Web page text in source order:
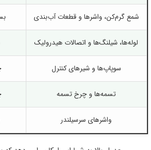
شمع گرم‌کن، واشرها و قطعات آب‌بندی
لوله‌ها، شیلنگ‌ها و اتصالات هیدرولیک
سوپاپ‌ها و شیرهای کنترل
تسمه‌ها و چرخ تسمه
واشرهای سرسیلندر